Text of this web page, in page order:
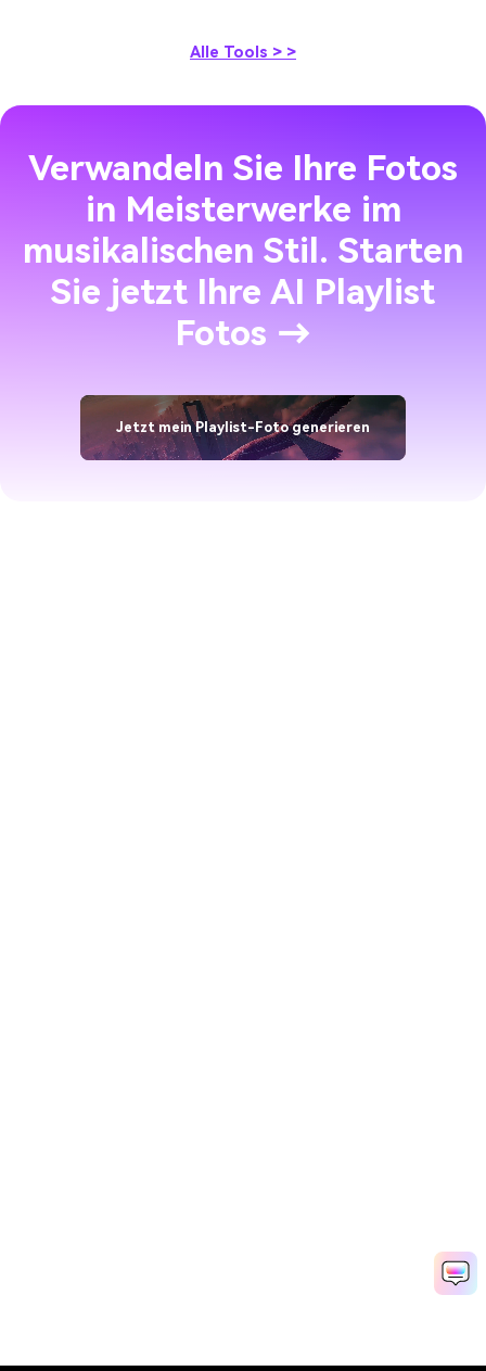
Alle Tools > >
Verwandeln Sie Ihre Fotos
in Meisterwerke im
musikalischen Stil. Starten
Sie jetzt Ihre AI Playlist
Fotos →
Jetzt mein Playlist-Foto generieren